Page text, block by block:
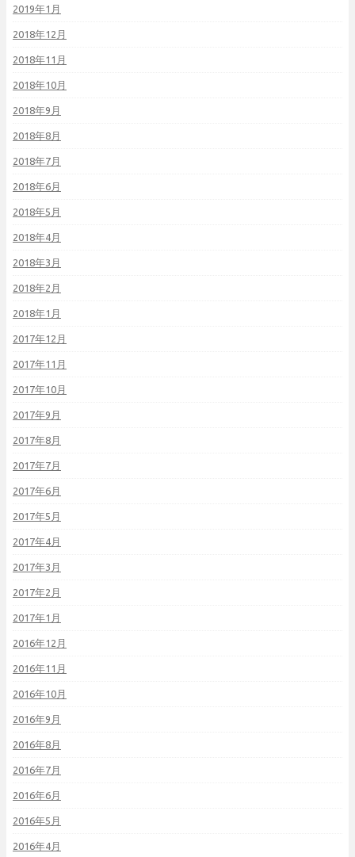
2019年1月
2018年12月
2018年11月
2018年10月
2018年9月
2018年8月
2018年7月
2018年6月
2018年5月
2018年4月
2018年3月
2018年2月
2018年1月
2017年12月
2017年11月
2017年10月
2017年9月
2017年8月
2017年7月
2017年6月
2017年5月
2017年4月
2017年3月
2017年2月
2017年1月
2016年12月
2016年11月
2016年10月
2016年9月
2016年8月
2016年7月
2016年6月
2016年5月
2016年4月